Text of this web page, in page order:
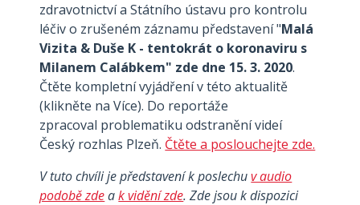
zdravotnictví a Státního ústavu pro kontrolu
léčiv o zrušeném záznamu představení "Malá
Vizita & Duše K - tentokrát o koronaviru s
Milanem Calábkem" zde dne 15. 3. 2020.
Čtěte kompletní vyjádření v této aktualitě
(klikněte na Více). Do reportáže
zpracoval problematiku odstranění videí
Český rozhlas Plzeň. Čtěte a poslouchejte zde.
V tuto chvíli je představení k poslechuv audio
podobě zdeak vidění zde. Zde jsou k dispozici